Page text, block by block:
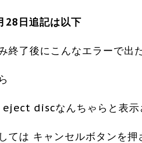
28日追記は以下
終了後にこんなエラーで出
discなんちゃらと表示
ては キャンセルボタンを